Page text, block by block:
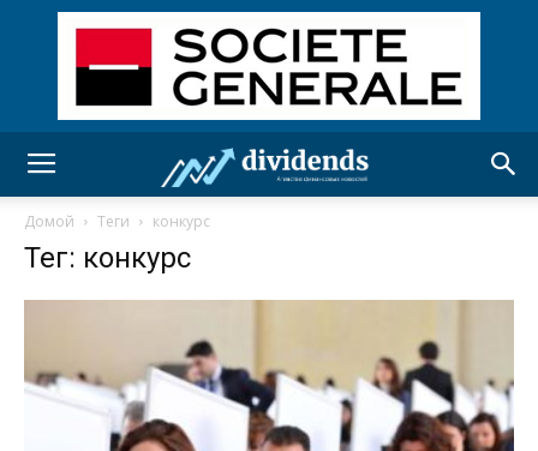
Домой Теги конкурс
Тег: конкурс